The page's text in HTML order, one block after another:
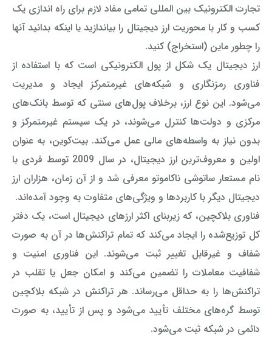
تجارت الکترونیک بین المللی تمامی مفاد لازم برای راه اندازی یک
کسب و کار با محوریت ارز دیجیتال را بیاندازید یا اینکه بدانید آنها
را چطور ماین (استخراج) کنید.
ارز دیجیتال یک شکل از پول الکترونیکی است که با استفاده از
فناوری رمزنگاری و شبکه‌های غیرمتمرکز ایجاد و مدیریت
می‌شود. این نوع ارز، برخلاف پول‌های سنتی که توسط بانک‌های
مرکزی و دولت‌ها کنترل می‌شوند، در یک سیستم غیرمتمرکز و
بدون نیاز به واسطه‌های مالی عمل می‌کند. بیت‌کوین، به عنوان
اولین و معروف‌ترین ارز دیجیتال، در سال 2009 توسط فردی با
نام مستعار ساتوشی ناکاموتو معرفی شد و از آن زمان، هزاران ارز
دیجیتال دیگر با کاربردها و ویژگی‌های متفاوت به وجود آمده‌اند.
فناوری بلاکچین، که زیربنای اکثر ارزهای دیجیتال است، یک دفتر
کل توزیع‌شده را ایجاد می‌کند که تمام تراکنش‌ها در آن به صورت
شفاف و غیرقابل تغییر ثبت می‌شوند. این فناوری امنیت و
شفافیت معاملات را تضمین می‌کند و امکان جعل یا تقلب در
تراکنش‌ها را به حداقل می‌رساند. هر تراکنش در شبکه بلاکچین
توسط گره‌های مختلف تأیید می‌شود و پس از تأیید، به صورت
دائمی در شبکه ثبت می‌شود.